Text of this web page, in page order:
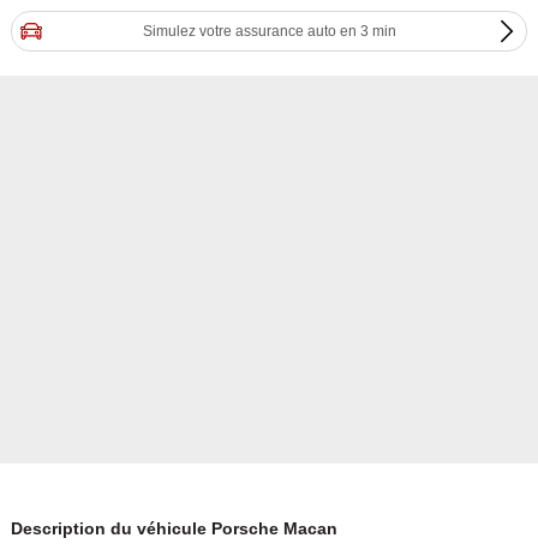
Simulez votre assurance auto en 3 min
Description du véhicule Porsche Macan